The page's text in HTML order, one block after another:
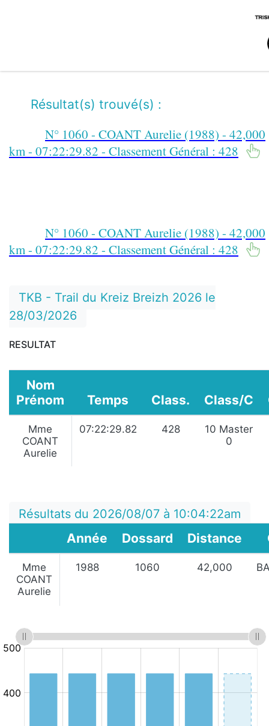
Résultat(s) trouvé(s) :
N° 1060 - COANT Aurelie (1988) - 42,000
km - 07:22:29.82 - Classement Général : 428
N° 1060 - COANT Aurelie (1988) - 42,000
km - 07:22:29.82 - Classement Général : 428
TKB - Trail du Kreiz Breizh 2026 le
28/03/2026
RESULTAT
Nom
Prénom
Temps Class. Class/C
Mme
COANT
Aurelie
07:22:29.82 428
10 Master
0
Résultats du 2026/08/07 à 10:04:22am
Année Dossard Distance
Mme
COANT
Aurelie
1988 1060 42,000
Minutes
10.km/h